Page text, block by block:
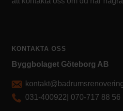
KONTAKTA OSS
Byggbolaget Göteborg AB
031-400922| 070-717 88 56